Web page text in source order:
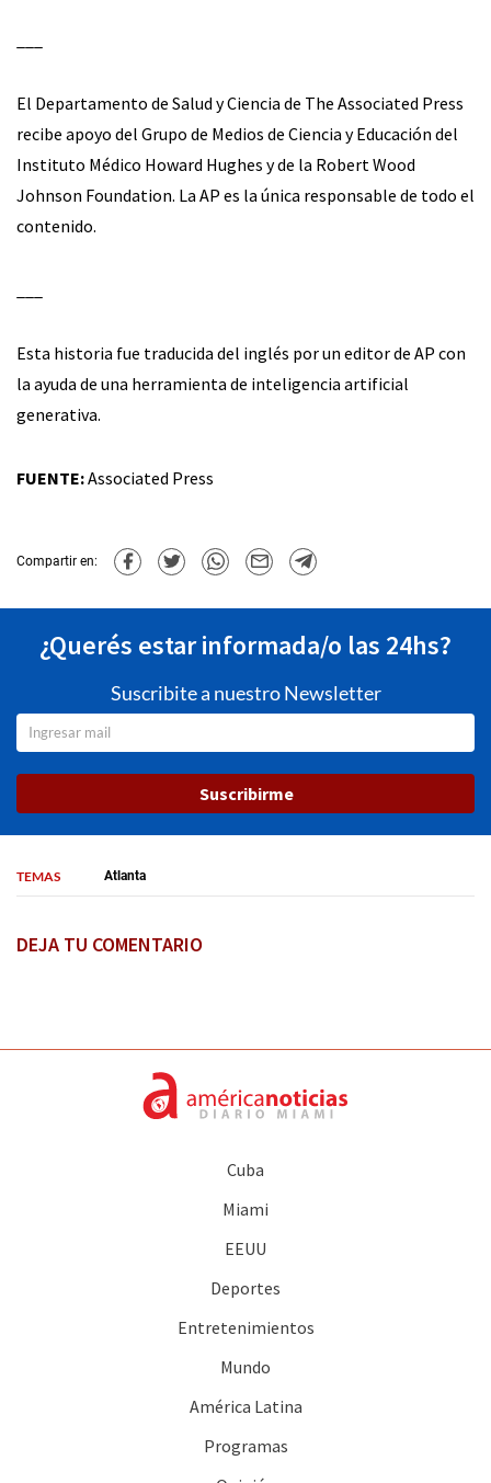
El Departamento de Salud y Ciencia de The Associated Press
recibe apoyo del Grupo de Medios de Ciencia y Educación del
Instituto Médico Howard Hughes y de la Robert Wood
Johnson Foundation. La AP es la única responsable de todo el
contenido.
Esta historia fue traducida del inglés por un editor de AP con
la ayuda de una herramienta de inteligencia artificial
generativa.
FUENTE:Associated Press
Compartir en:
¿Querés estar informada/o las 24hs?
Suscribite a nuestro Newsletter
Suscribirme
TEMAS Atlanta
DEJA TU COMENTARIO
Cuba
Miami
EEUU
Deportes
Entretenimientos
Mundo
América Latina
Programas